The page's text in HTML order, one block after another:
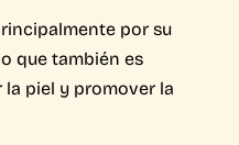
por su
que también es
piel y promover la